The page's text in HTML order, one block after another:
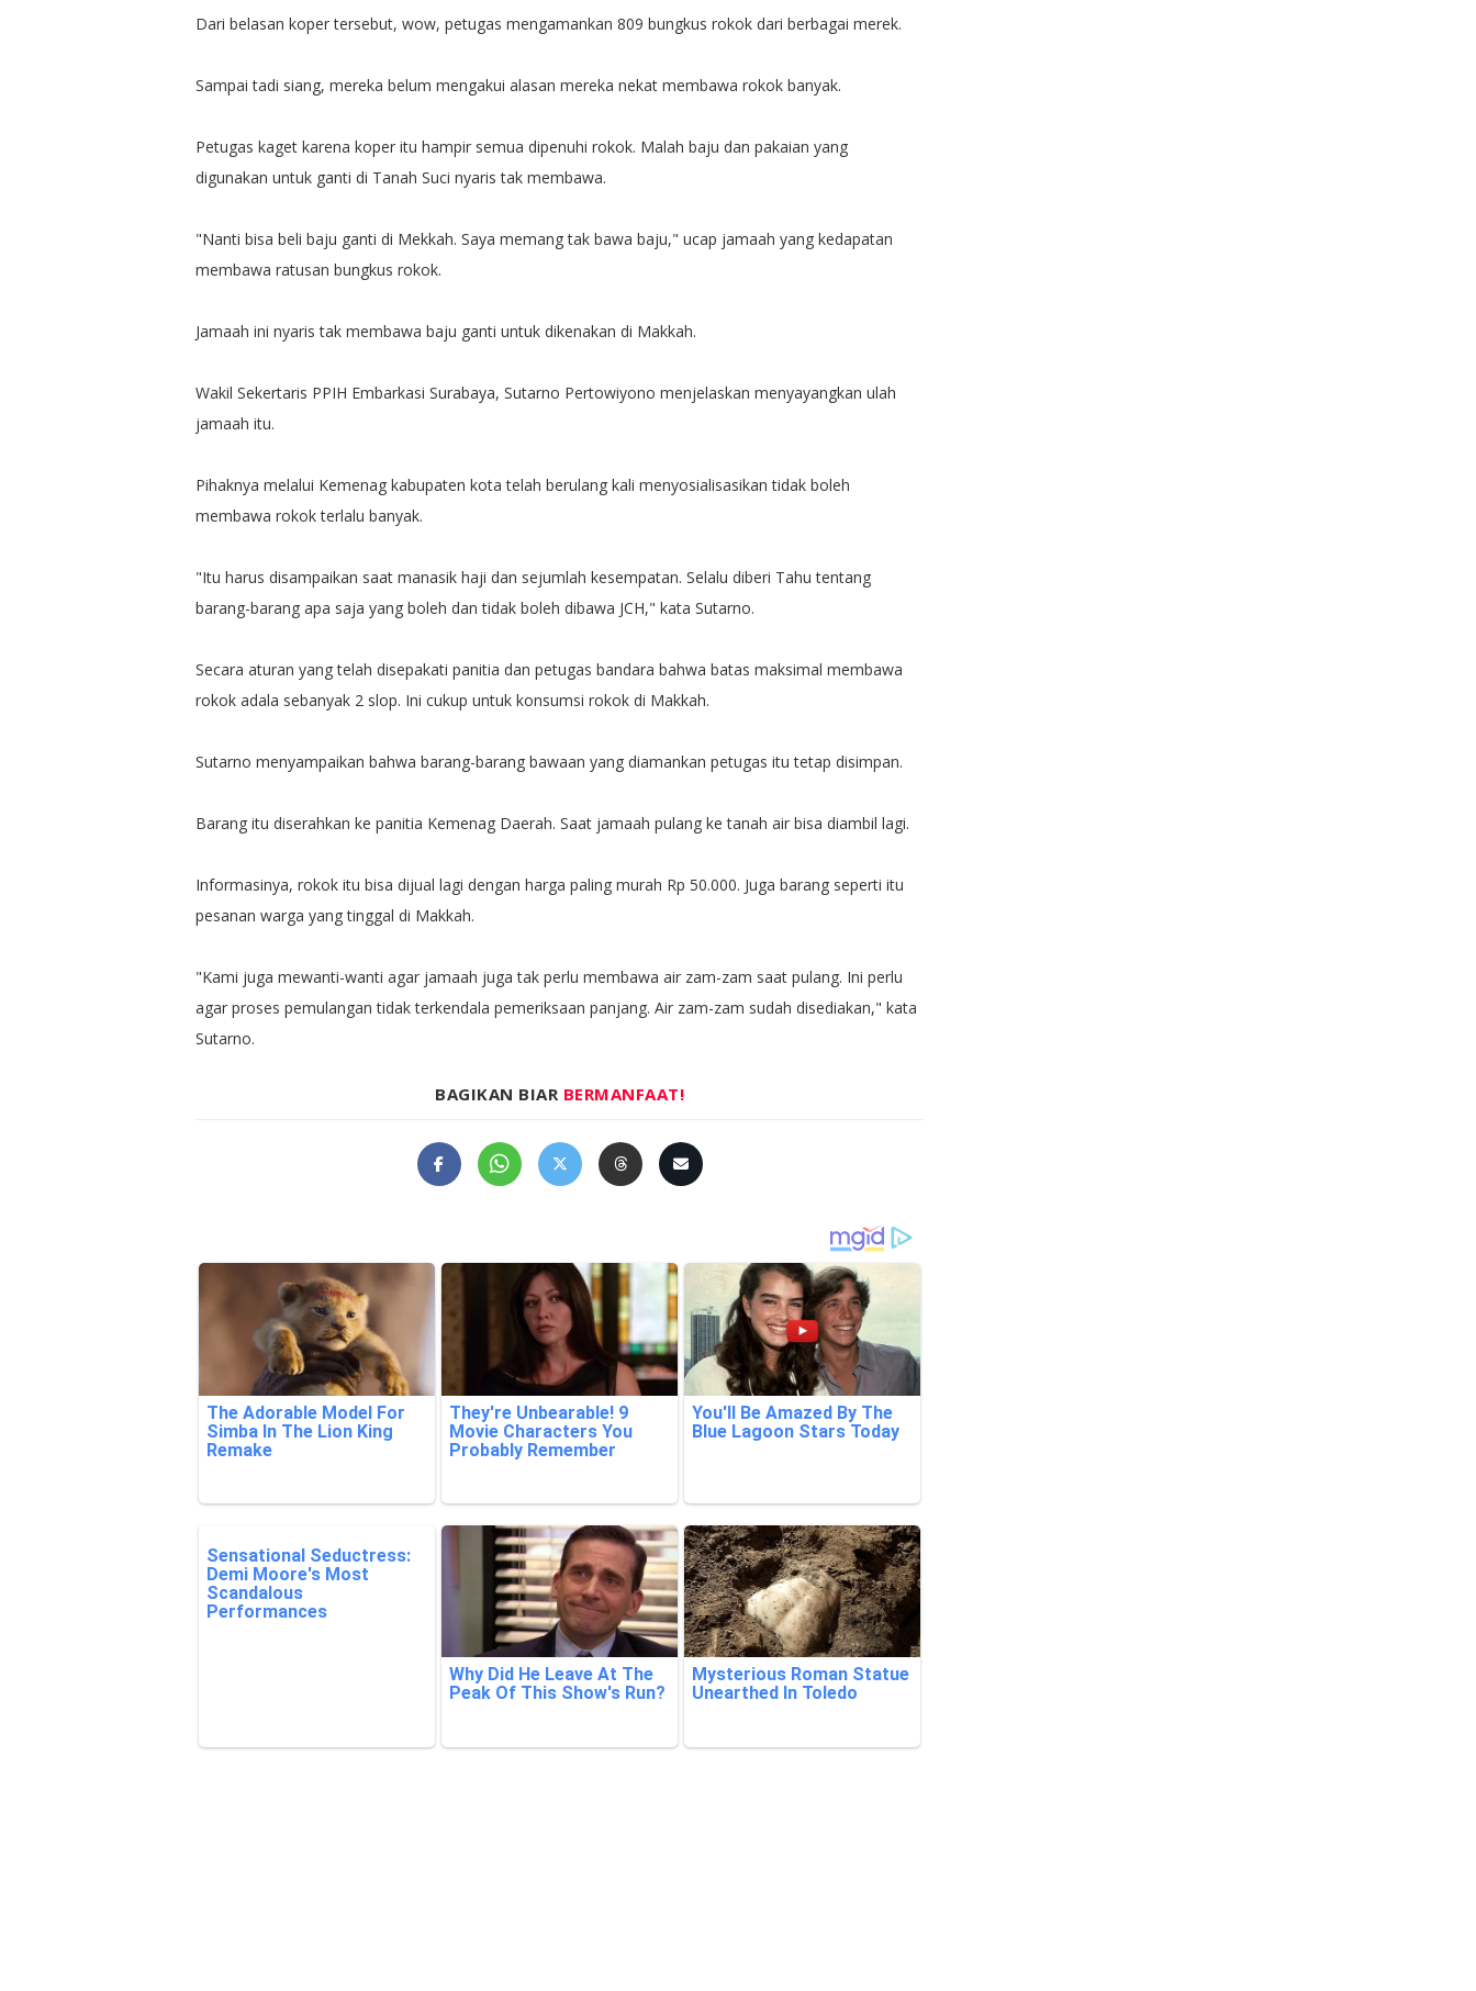
Dari belasan koper tersebut, wow, petugas mengamankan 809 bungkus rokok dari berbagai merek.
Sampai tadi siang, mereka belum mengakui alasan mereka nekat membawa rokok banyak.
Petugas kaget karena koper itu hampir semua dipenuhi rokok. Malah baju dan pakaian yang
digunakan untuk ganti di Tanah Suci nyaris tak membawa.
"Nanti bisa beli baju ganti di Mekkah. Saya memang tak bawa baju," ucap jamaah yang kedapatan
membawa ratusan bungkus rokok.
Jamaah ini nyaris tak membawa baju ganti untuk dikenakan di Makkah.
Wakil Sekertaris PPIH Embarkasi Surabaya, Sutarno Pertowiyono menjelaskan menyayangkan ulah
jamaah itu.
Pihaknya melalui Kemenag kabupaten kota telah berulang kali menyosialisasikan tidak boleh
membawa rokok terlalu banyak.
"Itu harus disampaikan saat manasik haji dan sejumlah kesempatan. Selalu diberi Tahu tentang
barang-barang apa saja yang boleh dan tidak boleh dibawa JCH," kata Sutarno.
Secara aturan yang telah disepakati panitia dan petugas bandara bahwa batas maksimal membawa
rokok adala sebanyak 2 slop. Ini cukup untuk konsumsi rokok di Makkah.
Sutarno menyampaikan bahwa barang-barang bawaan yang diamankan petugas itu tetap disimpan.
Barang itu diserahkan ke panitia Kemenag Daerah. Saat jamaah pulang ke tanah air bisa diambil lagi.
Informasinya, rokok itu bisa dijual lagi dengan harga paling murah Rp 50.000. Juga barang seperti itu
pesanan warga yang tinggal di Makkah.
"Kami juga mewanti-wanti agar jamaah juga tak perlu membawa air zam-zam saat pulang. Ini perlu
agar proses pemulangan tidak terkendala pemeriksaan panjang. Air zam-zam sudah disediakan," kata
Sutarno.
BAGIKAN BIAR BERMANFAAT!